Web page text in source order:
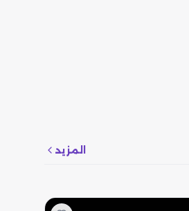
المزيد